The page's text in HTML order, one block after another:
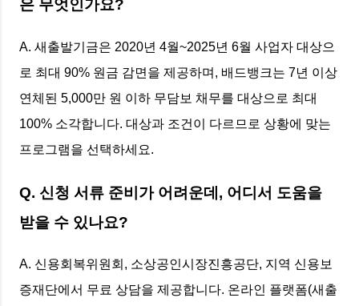
은 무엇인가요?
A. 새출발기금은 2020년 4월~2025년 6월 사업자 대상으
로 최대 90% 원금 감면을 제공하며, 배드뱅크는 7년 이상
연체된 5,000만 원 이하 무담보 채무를 대상으로 최대
100% 소각합니다. 대상과 조건이 다르므로 상황에 맞는
프로그램을 선택하세요.
Q. 신청 서류 준비가 어려운데, 어디서 도움을
받을 수 있나요?
A. 신용회복위원회, 소상공인시장진흥공단, 지역 신용보
증재단에서 무료 상담을 제공합니다. 온라인 플랫폼(새출